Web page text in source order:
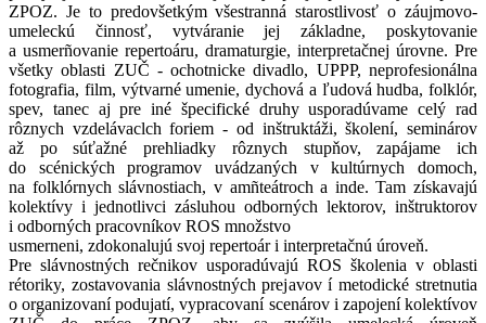
ZPOZ. Je to predovšetkým všestranná starostlivosť o záujmovo-
umeleckú činnosť, vytváranie jej základne, poskytovanie
a usmerñovanie repertoáru, dramaturgie, interpretačnej úrovne. Pre
všetky oblasti ZUČ - ochotnicke divadlo, UPPP, neprofesionálna
fotografia, film, výtvarné umenie, dychová a ľudová hudba, folklór,
spev, tanec aj pre iné špecifické druhy usporadúvame celý rad
rôznych vzdelávaclch foriem - od inštruktáži, školení, seminárov
až po súťažné prehliadky rôznych stupňov, zapájame ich
do scénických programov uvádzaných v kultúrnych domoch,
na folklórnych slávnostiach, v amñteátroch a inde. Tam získavajú
kolektívy i jednotlivci zásluhou odborných lektorov, inštruktorov
i odborných pracovníkov ROS množstvo
usmerneni, zdokonalujú svoj repertoár i interpretačnú úroveň.
Pre slávnostných rečnikov usporadúvajú ROS školenia v oblasti
rétoriky, zostavovania slávnostných prejavov í metodické stretnutia
o organizovaní podujatí, vypracovaní scenárov i zapojení kolektívov